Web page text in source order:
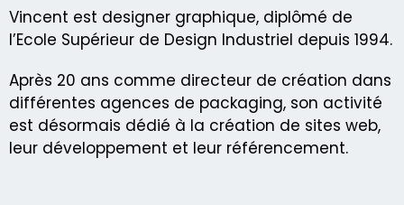
Vincent est designer graphique, diplômé de
l’Ecole Supérieur de Design Industriel depuis 1994.
Après 20 ans comme directeur de création dans
différentes agences de packaging, son activité
est désormais dédié à la création de sites web,
leur développement et leur référencement.